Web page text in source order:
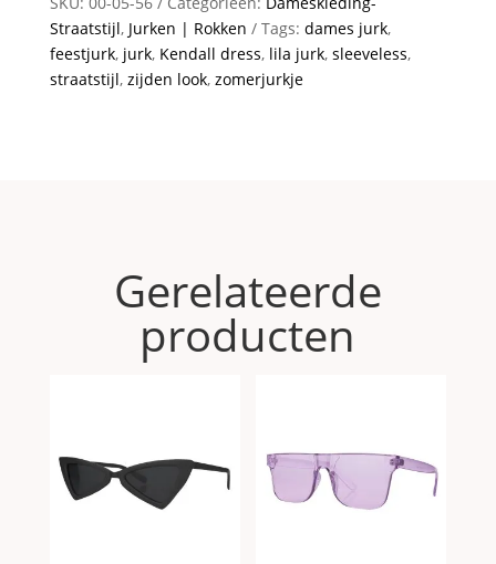
Straatstijl, Jurken | Rokken Tags: dames jurk,
feestjurk, jurk, Kendall dress, lila jurk, sleeveless,
straatstijl, zijden look, zomerjurkje
Gerelateerde
producten